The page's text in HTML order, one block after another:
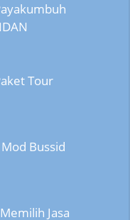
Tour
Bussid
Jasa